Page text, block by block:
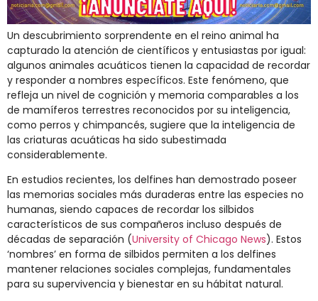
Un descubrimiento sorprendente en el reino animal ha
capturado la atención de científicos y entusiastas por igual:
algunos animales acuáticos tienen la capacidad de recordar
y responder a nombres específicos. Este fenómeno, que
refleja un nivel de cognición y memoria comparables a los
de mamíferos terrestres reconocidos por su inteligencia,
como perros y chimpancés, sugiere que la inteligencia de
las criaturas acuáticas ha sido subestimada
considerablemente.
En estudios recientes, los delfines han demostrado poseer
las memorias sociales más duraderas entre las especies no
humanas, siendo capaces de recordar los silbidos
característicos de sus compañeros incluso después de
décadas de separación​ (University of Chicago News)​. Estos
‘nombres’ en forma de silbidos permiten a los delfines
mantener relaciones sociales complejas, fundamentales
para su supervivencia y bienestar en su hábitat natural.